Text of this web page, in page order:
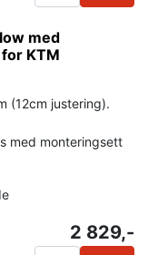
med
KTM
(12cm justering).
med monteringsett
2 829,-